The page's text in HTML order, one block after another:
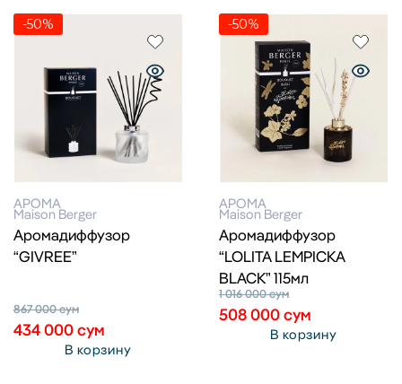
-50%
АРОМА
Maison Berger
Аромадиффузор
“GIVREE”
867 000сум
434 000сум
В корзину
-50%
АРОМА
Maison Berger
Аромадиффузор
“LOLITA LEMPICKA
BLACK” 115мл
1 016 000сум
508 000сум
В корзину